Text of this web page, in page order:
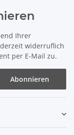
Ihrer
widerruflich
per E-Mail zu.
Abonnieren